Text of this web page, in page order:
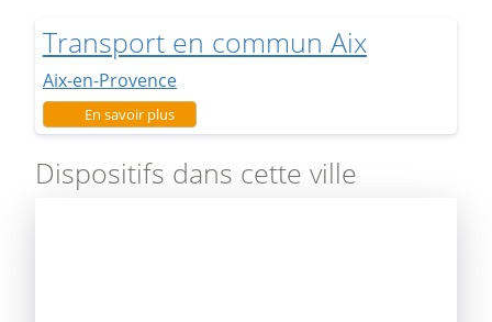
Transport en commun Aix
Aix-en-Provence
En savoir plussur Transport en commun Aix
Dispositifs dans cette ville